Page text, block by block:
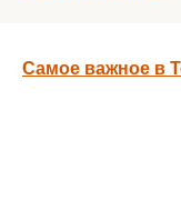
Самое важное в